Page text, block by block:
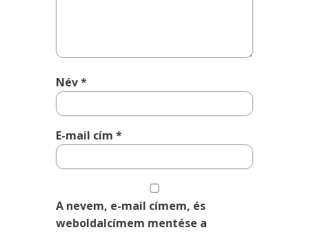
Név*
E-mail cím*
A nevem, e-mail címem, és
weboldalcímem mentése a